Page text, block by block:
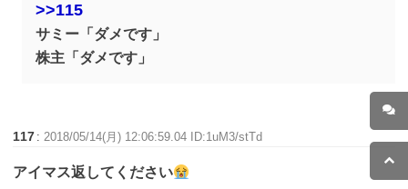
>>115
サミー「ダメです」
株主「ダメです」
117 :2018/05/14(月) 12:06:59.04 ID:1uM3/stTd
アイマス返してください